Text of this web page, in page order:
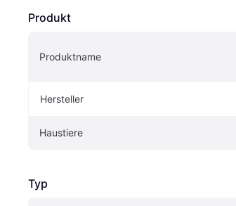
Produkt
Produktname
Hersteller
Haustiere
Typ